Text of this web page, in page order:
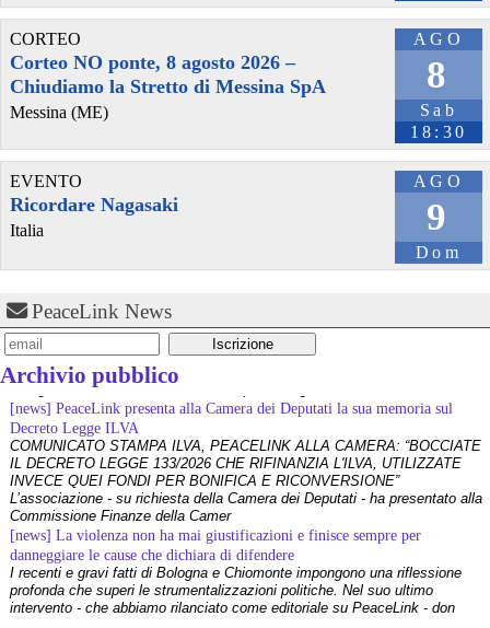
AGO
8
Sab
18:30
CORTEO
Corteo NO ponte, 8 agosto 2026 –
Chiudiamo la Stretto di Messina SpA
Messina (ME)
AGO
9
Dom
EVENTO
Ricordare Nagasaki
Italia
PeaceLink News
Archivio pubblico
[news] PeaceLink presenta alla Camera dei Deputati la sua memoria sul
Decreto Legge ILVA
COMUNICATO STAMPA ILVA, PEACELINK ALLA CAMERA: “BOCCIATE
IL DECRETO LEGGE 133/2026 CHE RIFINANZIA L'ILVA, UTILIZZATE
INVECE QUEI FONDI PER BONIFICA E RICONVERSIONE”
L’associazione - su richiesta della Camera dei Deputati - ha presentato alla
Commissione Finanze della Camer
[news] La violenza non ha mai giustificazioni e finisce sempre per
danneggiare le cause che dichiara di difendere
I recenti e gravi fatti di Bologna e Chiomonte impongono una riflessione
profonda che superi le strumentalizzazioni politiche. Nel suo ultimo
intervento - che abbiamo rilanciato come editoriale su PeaceLink - don